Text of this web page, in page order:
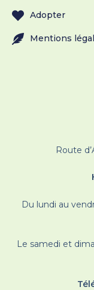
Adopter
Mentions
Route
Du lundi au
Le samedi et